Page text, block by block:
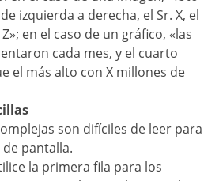
izquierda a derecha, el Sr. X, el
Z»; en el caso de un gráfico, «las
cada mes, y el cuarto
el más alto con X millones de
son difíciles de leer para
pantalla.
la primera fila para los